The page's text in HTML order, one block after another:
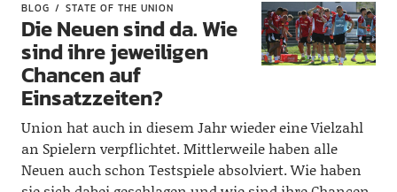
BLOG STATE OF THE UNION
Die Neuen sind da. Wie
sind ihre jeweiligen
Chancen auf
Einsatzzeiten?
Union hat auch in diesem Jahr wieder eine Vielzahl
an Spielern verpflichtet. Mittlerweile haben alle
Neuen auch schon Testspiele absolviert. Wie haben